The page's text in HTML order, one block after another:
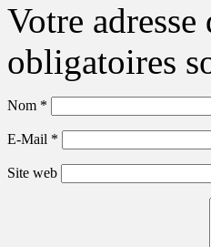
Votre adresse
obligatoires
Nom *
E-Mail *
Site web